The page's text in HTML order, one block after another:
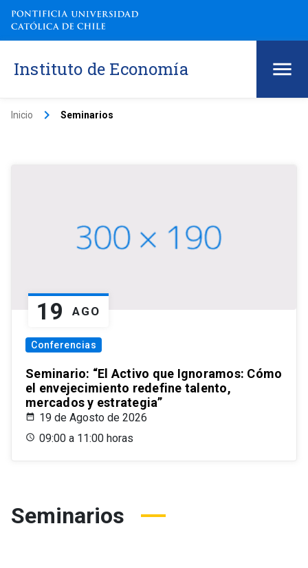
Instituto de Economía
Inicio keyboard_arrow_right Seminarios
19 AGO
Conferencias
Seminario: “El Activo que Ignoramos: Cómo
el envejecimiento redefine talento,
mercados y estrategia”
19 de Agosto de 2026
09:00 a 11:00 horas
Seminarios